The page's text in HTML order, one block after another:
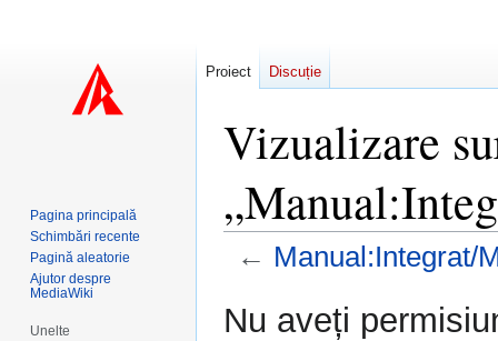
Vizualizare
← Manual:Integrat/
lalaNu aveți
Proiect Discuție
Pagina principală
Schimbări recente
Pagină aleatorie
Ajutor despre
MediaWiki
Unelte